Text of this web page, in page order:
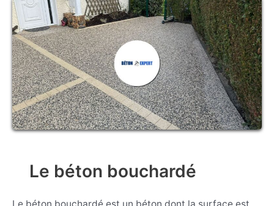
Le béton bouchardé